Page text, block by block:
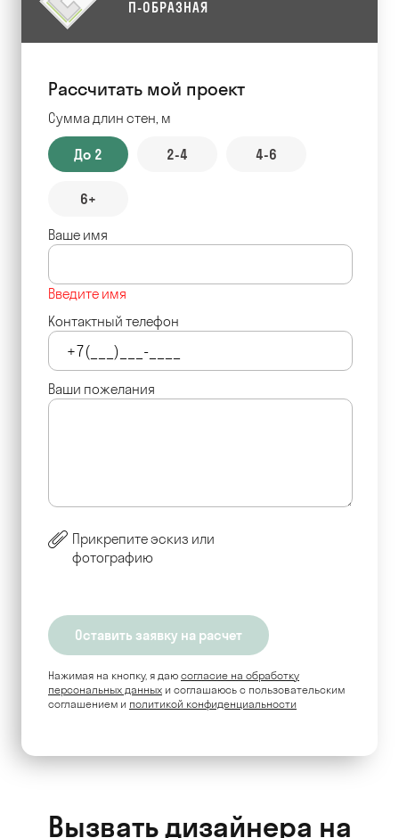
П-ОБРАЗНАЯ
Рассчитать мой проект
Сумма длин стен, м
До 2 2-4 4-6
6+
Ваше имя
Введите имя
Контактный телефон
Ваши пожелания
Прикрепите эскиз или
фотографию
Нажимая на кнопку, я даю согласие на обработку
персональных данных и соглашаюсь c пользовательским
соглашением и политикой конфиденциальности
Вызвать дизайнера на